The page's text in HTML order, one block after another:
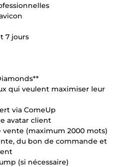
7 jours
qui veulent maximiser leur
via ComeUp
avatar client
vente (maximum 2000 mots)
du bon de commande et
(si nécessaire)